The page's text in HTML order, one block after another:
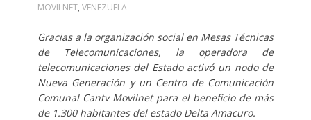
MOVILNET, VENEZUELA
Gracias a la organización social en Mesas Técnicas
de Telecomunicaciones, la operadora de
telecomunicaciones del Estado activó un nodo de
Nueva Generación y un Centro de Comunicación
Comunal Cantv Movilnet para el beneficio de más
de 1.300 habitantes del estado Delta Amacuro.